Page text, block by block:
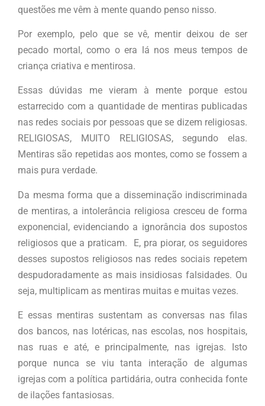
questões me vêm à mente quando penso nisso.
Por exemplo, pelo que se vê, mentir deixou de ser
pecado mortal, como o era lá nos meus tempos de
criança criativa e mentirosa.
Essas dúvidas me vieram à mente porque estou
estarrecido com a quantidade de mentiras publicadas
nas redes sociais por pessoas que se dizem religiosas.
RELIGIOSAS, MUITO RELIGIOSAS, segundo elas.
Mentiras são repetidas aos montes, como se fossem a
mais pura verdade.
Da mesma forma que a disseminação indiscriminada
de mentiras, a intolerância religiosa cresceu de forma
exponencial, evidenciando a ignorância dos supostos
religiosos que a praticam. E, pra piorar, os seguidores
desses supostos religiosos nas redes sociais repetem
despudoradamente as mais insidiosas falsidades. Ou
seja, multiplicam as mentiras muitas e muitas vezes.
E essas mentiras sustentam as conversas nas filas
dos bancos, nas lotéricas, nas escolas, nos hospitais,
nas ruas e até, e principalmente, nas igrejas. Isto
porque nunca se viu tanta interação de algumas
igrejas com a política partidária, outra conhecida fonte
de ilações fantasiosas.